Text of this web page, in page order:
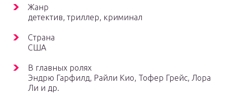
Жанр
детектив, триллер, криминал
Страна
США
В главных ролях
Эндрю Гарфилд, Райли Кио, Тофер Грейс, Лора
Ли и др.